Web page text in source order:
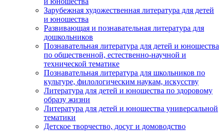
Зарубежная художественная литература для детей
и юношества
Развивающая и познавательная литература для
дошкольников
Познавательная литература для детей и юношества
по общественной, естественно-научной и
технической тематике
Познавательная литература для школьников по
культуре, филологическим наукам, искусству
Литература для детей и юношества по здоровому
образу жизни
Литература для детей и юношества универсальной
тематики
Детское творчество, досуг и домоводство